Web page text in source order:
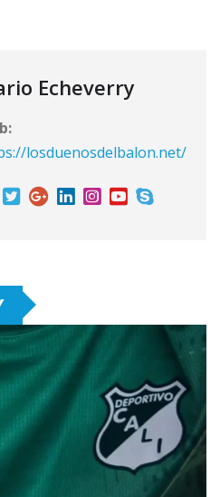
Echeverry
losduenosdelbalon.net/